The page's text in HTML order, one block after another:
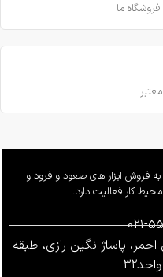
ما
فروش ابزار های صعود و فرود و
کار فعالیت دارد.
021-
پاساژ نگین رازی، طبقه